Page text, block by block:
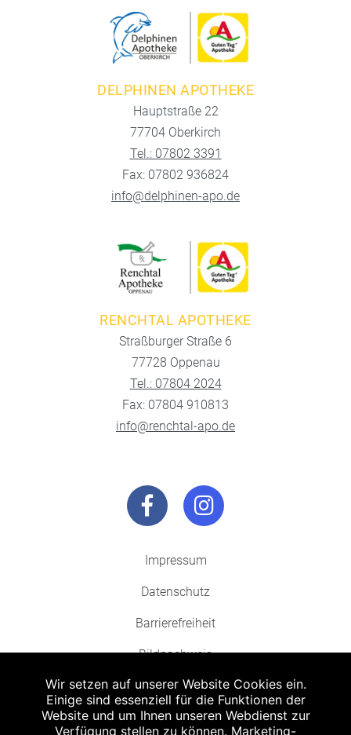
DELPHINEN APOTHEKE
Hauptstraße 22
77704 Oberkirch
Tel.: 07802 3391
Fax: 07802 936824
info@delphinen-apo.de
RENCHTAL APOTHEKE
Straßburger Straße 6
77728 Oppenau
Tel.: 07804 2024
Fax: 07804 910813
info@renchtal-apo.de
Impressum
Datenschutz
Barrierefreiheit
Bildnachweis
Wir setzen auf unserer Website Cookies ein.
Einige sind essenziell für die Funktionen der
Website und um Ihnen unseren Webdienst zur
Verfügung stellen zu können. Marketing-